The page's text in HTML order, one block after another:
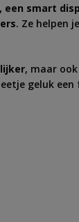
smart
. Ze helpen
, maar
geluk